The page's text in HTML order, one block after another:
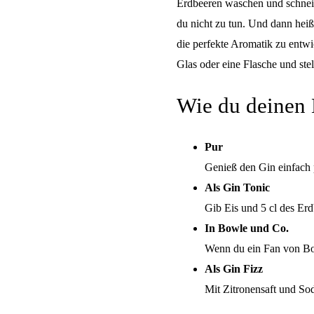
Erdbeeren waschen und
du nicht zu tun. Und dann
die perfekte Aromatik zu
Glas oder eine Flasche und
Wie du
Pur
Genieß den Gin
Als Gin Tonic
Gib Eis und 5 cl des
In Bowle und Co.
Wenn du ein Fan von
Als Gin Fizz
Mit Zitronensaft und